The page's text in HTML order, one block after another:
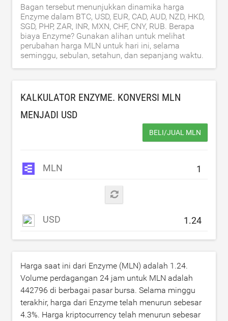
Bagan tersebut menunjukkan dinamika harga
Enzyme dalam BTC, USD, EUR, CAD, AUD, NZD, HKD,
SGD, PHP, ZAR, INR, MXN, CHF, CNY, RUB. Berapa
biaya Enzyme? Gunakan alihan untuk melihat
perubahan harga MLN untuk hari ini, selama
seminggu, sebulan, setahun, dan sepanjang waktu.
KALKULATOR ENZYME. KONVERSI MLN
MENJADI USD
BELI/JUAL MLN
MLN
USD
Harga saat ini dari Enzyme (MLN) adalah 1.24.
Volume perdagangan 24 jam untuk MLN adalah
442796 di berbagai pasar bursa. Selama minggu
terakhir, harga dari Enzyme telah menurun sebesar
4.3%. Harga kriptocurrency telah menurun sebesar